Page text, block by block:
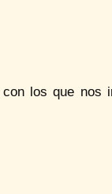
los que nos